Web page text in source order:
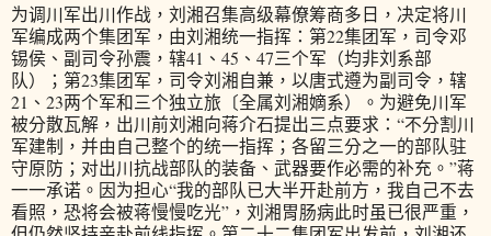
为调川军出川作战，刘湘召集高级幕僚筹商多日，决定将川
军编成两个集团军，由刘湘统一指挥：第22集团军，司令邓
锡侯、副司令孙震，辖41、45、47三个军（均非刘系部
队）；第23集团军，司令刘湘自兼，以唐式遵为副司令，辖
21、23两个军和三个独立旅〔全属刘湘嫡系）。为避免川军
被分散瓦解，出川前刘湘向蒋介石提出三点要求：“不分割川
军建制，并由自己整个的统一指挥；各留三分之一的部队驻
守原防；对出川抗战部队的装备、武器要作必需的补充。”蒋
一一承诺。因为担心“我的部队已大半开赴前方，我自己不去
看照，恐将会被蒋慢慢吃光”，刘湘胃肠病此时虽已很严重，